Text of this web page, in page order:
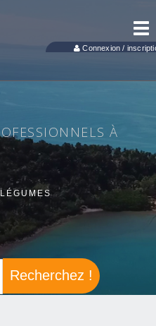
Connexion /
À
Recherchez !